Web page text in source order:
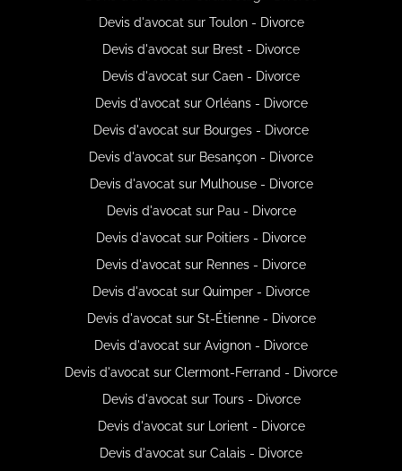
Devis d'avocat sur Toulon - Divorce
Devis d'avocat sur Brest - Divorce
Devis d'avocat sur Caen - Divorce
Devis d'avocat sur Orléans - Divorce
Devis d'avocat sur Bourges - Divorce
Devis d'avocat sur Besançon - Divorce
Devis d'avocat sur Mulhouse - Divorce
Devis d'avocat sur Pau - Divorce
Devis d'avocat sur Poitiers - Divorce
Devis d'avocat sur Rennes - Divorce
Devis d'avocat sur Quimper - Divorce
Devis d'avocat sur St-Étienne - Divorce
Devis d'avocat sur Avignon - Divorce
Devis d'avocat sur Clermont-Ferrand - Divorce
Devis d'avocat sur Tours - Divorce
Devis d'avocat sur Lorient - Divorce
Devis d'avocat sur Calais - Divorce